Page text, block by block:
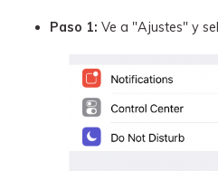
Paso 1: Ve a "Ajustes" y